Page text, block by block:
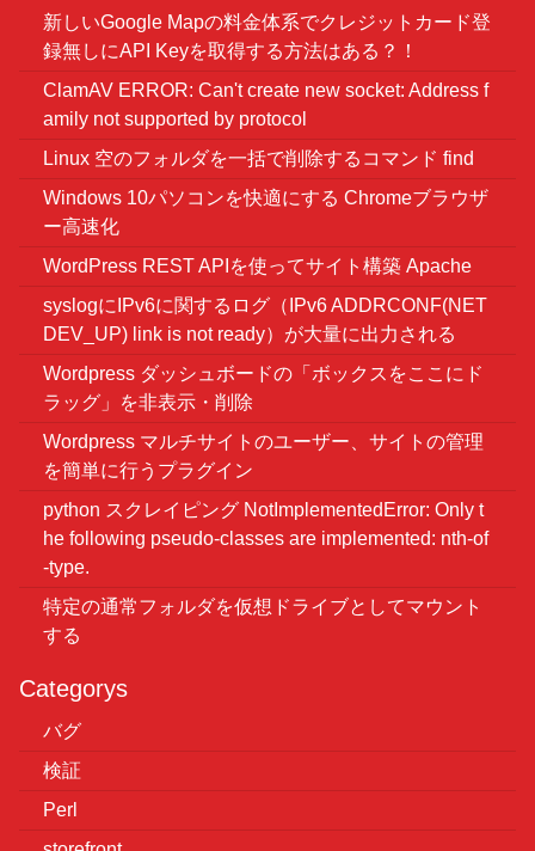
新しいGoogle Mapの料金体系でクレジットカード登
録無しにAPI Keyを取得する方法はある？！
ClamAV ERROR: Can't create new socket: Address f
amily not supported by protocol
Linux 空のフォルダを一括で削除するコマンド find
Windows 10パソコンを快適にする Chromeブラウザ
ー高速化
WordPress REST APIを使ってサイト構築 Apache
syslogにIPv6に関するログ（IPv6 ADDRCONF(NET
DEV_UP) link is not ready）が大量に出力される
Wordpress ダッシュボードの「ボックスをここにド
ラッグ」を非表示・削除
Wordpress マルチサイトのユーザー、サイトの管理
を簡単に行うプラグイン
python スクレイピング NotImplementedError: Only t
he following pseudo-classes are implemented: nth-of
-type.
特定の通常フォルダを仮想ドライブとしてマウント
する
Categorys
バグ
検証
Perl